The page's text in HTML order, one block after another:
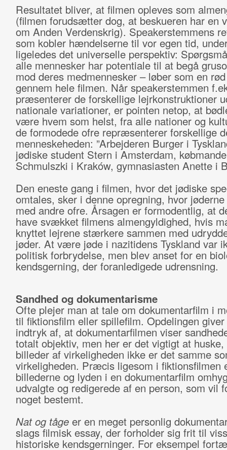
Resultatet bliver, at filmen opleves som
(filmen forudsætter dog, at beskueren har en
om Anden Verdenskrig). Speakerstemmens
som kobler hændelserne til vor egen tid,
ligeledes det universelle perspektiv:
alle mennesker har potentiale til at begå
mod deres medmennesker – løber som en
gennem hele filmen. Når speakerstemmen
præsenterer de forskellige lejrkonstruktioner
nationale variationer, er pointen netop, at
være hvem som helst, fra alle nationer og
de formodede ofre repræsenterer forskellige
menneskeheden: ”Arbejderen Burger i
jødiske student Stern i Amsterdam,
Schmulszki i Kraków, gymnasiasten Anette i
Den eneste gang i filmen, hvor det jødiske
omtales, sker i denne opregning, hvor
med andre ofre. Årsagen er formodentlig, at
have svækket filmens almengyldighed, hvis
knyttet lejrene stærkere sammen med
jøder. At være jøde i nazitidens Tyskland var
politisk forbrydelse, men blev anset for en
kendsgerning, der foranledigede udrensning.
Sandhed og dokumentarisme
Ofte plejer man at tale om dokumentarfilm i
til fiktionsfilm eller spillefilm. Opdelingen
indtryk af, at dokumentarfilmen viser
totalt objektiv, men her er det vigtigt at
billeder af virkeligheden ikke er det samme
virkeligheden. Præcis ligesom i fiktionsfilmen
billederne og lyden i en dokumentarfilm
udvalgte og redigerede af en person, som vil
noget bestemt.
Nat og tågeer en meget personlig
slags filmisk essay, der forholder sig frit til
historiske kendsgerninger. For eksempel